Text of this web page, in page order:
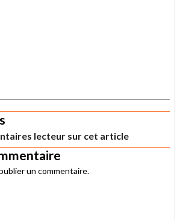
lecteur sur cet article
un commentaire.